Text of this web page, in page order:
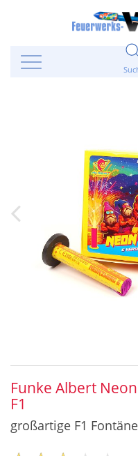
Funke Albert
F1
großartige F1